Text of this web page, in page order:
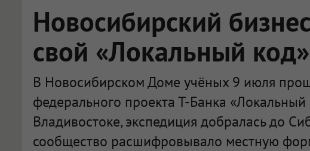
Новосибирский
свой «Локальный код»
В Новосибирском Доме учёных 9 июля
федерального проекта Т-Банка «Локальный
Владивостоке, экспедиция добралась до
сообщество расшифровывало местную